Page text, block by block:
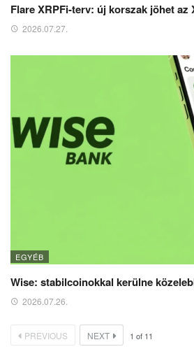
Flare XRPFi-terv: új korszak jöhet az
2026.07.27.
EGYÉB
Wise: stabilcoinokkal kerülne
2026.07.26.
PREVIOUS NEXT 1 of 11